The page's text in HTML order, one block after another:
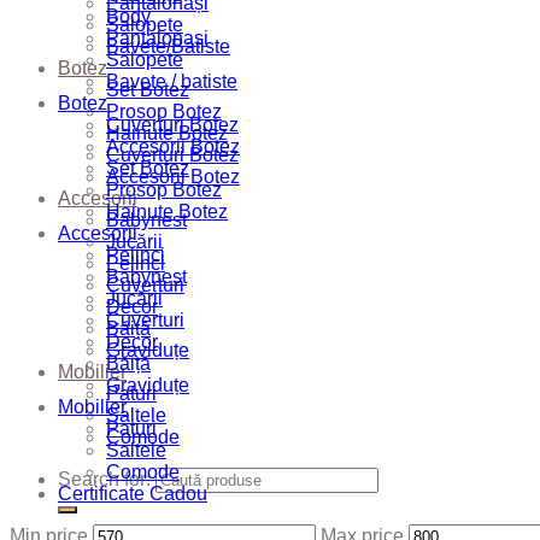
Salopete
Bavete/Batiste
Botez
Set Botez
Prosop Botez
Hainute Botez
Cuverturi Botez
Accesorii Botez
Accesorii
Babynest
Jucării
Pelinci
Cuverturi
Decor
Băiță
Graviduțe
Mobilier
Paturi
Saltele
Comode
Search for:
Body
Pantalonași
Salopete
Bavete / batiste
Botez
Cuverturi Botez
Accesorii Botez
Set Botez
Prosop Botez
Hainute Botez
Accesorii
Pelinci
Babynest
Jucării
Cuverturi
Decor
Băiță
Graviduțe
Mobilier
Paturi
Saltele
Comode
Certificate Cadou
Min price Max price